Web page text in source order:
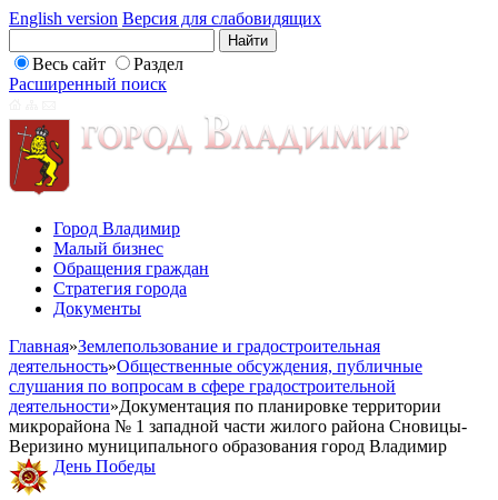
English version Версия для слабовидящих
Весь сайт
Раздел
Расширенный поиск
Город Владимир
Малый бизнес
Обращения граждан
Стратегия города
Документы
Главная»Землепользование и градостроительная
деятельность»Общественные обсуждения, публичные
слушания по вопросам в сфере градостроительной
деятельности»Документация по планировке территории
микрорайона № 1 западной части жилого района Сновицы-
Веризино муниципального образования город Владимир
День Победы